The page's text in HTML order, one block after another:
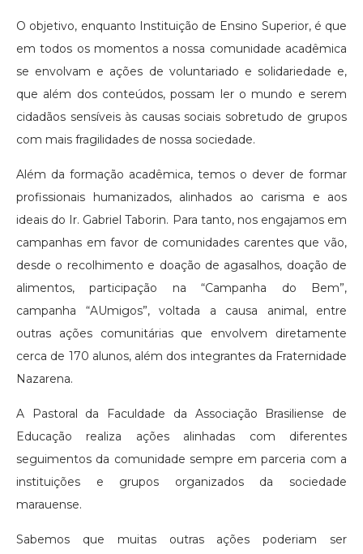
O objetivo, enquanto Instituição de Ensino Superior, é que
em todos os momentos a nossa comunidade acadêmica
se envolvam e ações de voluntariado e solidariedade e,
que além dos conteúdos, possam ler o mundo e serem
cidadãos sensíveis às causas sociais sobretudo de grupos
com mais fragilidades de nossa sociedade.
Além da formação acadêmica, temos o dever de formar
profissionais humanizados, alinhados ao carisma e aos
ideais do Ir. Gabriel Taborin. Para tanto, nos engajamos em
campanhas em favor de comunidades carentes que vão,
desde o recolhimento e doação de agasalhos, doação de
alimentos, participação na “Campanha do Bem”,
campanha “AUmigos”, voltada a causa animal, entre
outras ações comunitárias que envolvem diretamente
cerca de 170 alunos, além dos integrantes da Fraternidade
Nazarena.
A Pastoral da Faculdade da Associação Brasiliense de
Educação realiza ações alinhadas com diferentes
seguimentos da comunidade sempre em parceria com a
instituições e grupos organizados da sociedade
marauense.
Sabemos que muitas outras ações poderiam ser